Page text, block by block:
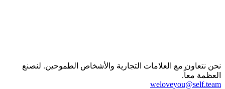
نحن نتعاون مع العلامات التجارية والأشخاص الطموحين. لنصنع
العظمة معاً.
weloveyou@self.team